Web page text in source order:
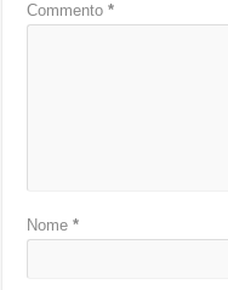
Commento*
Nome*